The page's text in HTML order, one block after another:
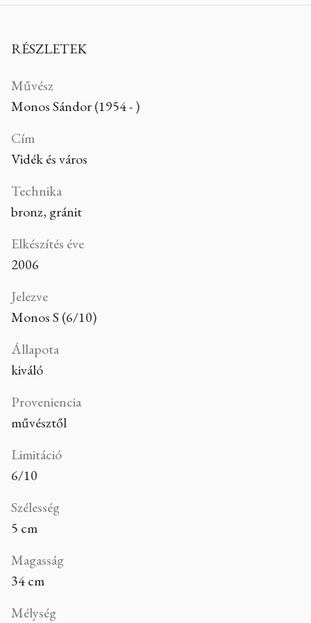
RÉSZLETEK
Művész
Monos Sándor (1954 - )
Cím
Vidék és város
Technika
bronz, gránit
Elkészítés éve
2006
Jelezve
Monos S (6/10)
Állapota
kiváló
Proveniencia
művésztől
Limitáció
6/10
Szélesség
5 cm
Magasság
34 cm
Mélység